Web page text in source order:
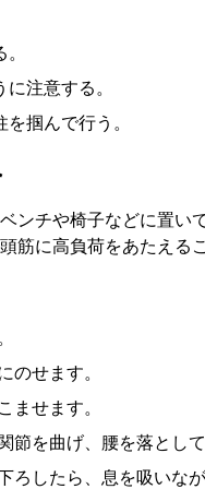
注意する。
掴んで行う。
ンチや椅子などに置
筋に高負荷をあたえる
のせます。
ませます。
節を曲げ、腰を落として
ろしたら、息を吸いな